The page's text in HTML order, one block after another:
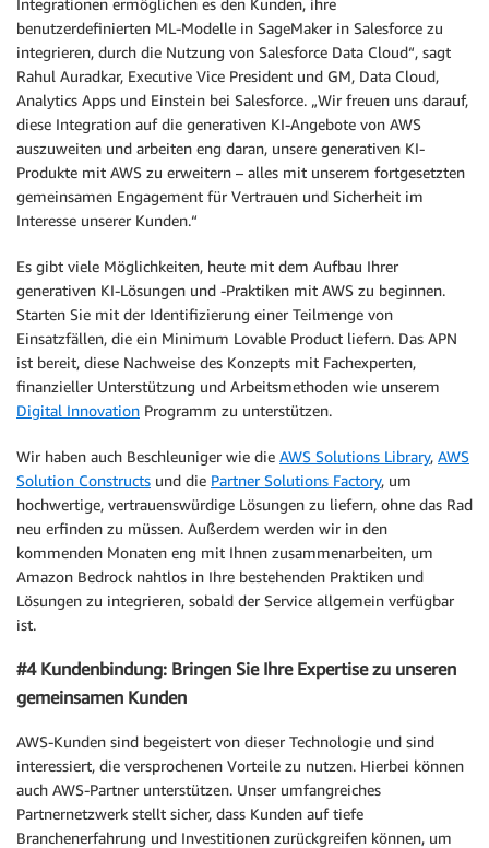
Integrationen ermöglichen es den Kunden, ihre
benutzerdefinierten ML-Modelle in SageMaker in Salesforce zu
integrieren, durch die Nutzung von Salesforce Data Cloud“, sagt
Rahul Auradkar, Executive Vice President und GM, Data Cloud,
Analytics Apps und Einstein bei Salesforce. „Wir freuen uns darauf,
diese Integration auf die generativen KI-Angebote von AWS
auszuweiten und arbeiten eng daran, unsere generativen KI-
Produkte mit AWS zu erweitern – alles mit unserem fortgesetzten
gemeinsamen Engagement für Vertrauen und Sicherheit im
Interesse unserer Kunden.“
Es gibt viele Möglichkeiten, heute mit dem Aufbau Ihrer
generativen KI-Lösungen und -Praktiken mit AWS zu beginnen.
Starten Sie mit der Identifizierung einer Teilmenge von
Einsatzfällen, die ein Minimum Lovable Product liefern. Das APN
ist bereit, diese Nachweise des Konzepts mit Fachexperten,
finanzieller Unterstützung und Arbeitsmethoden wie unserem
Digital Innovation Programm zu unterstützen.
Wir haben auch Beschleuniger wie die AWS Solutions Library, AWS
Solution Constructs und die Partner Solutions Factory, um
hochwertige, vertrauenswürdige Lösungen zu liefern, ohne das Rad
neu erfinden zu müssen. Außerdem werden wir in den
kommenden Monaten eng mit Ihnen zusammenarbeiten, um
Amazon Bedrock nahtlos in Ihre bestehenden Praktiken und
Lösungen zu integrieren, sobald der Service allgemein verfügbar
ist.
#4 Kundenbindung: Bringen Sie Ihre Expertise zu unseren
gemeinsamen Kunden
AWS-Kunden sind begeistert von dieser Technologie und sind
interessiert, die versprochenen Vorteile zu nutzen. Hierbei können
auch AWS-Partner unterstützen. Unser umfangreiches
Partnernetzwerk stellt sicher, dass Kunden auf tiefe
Branchenerfahrung und Investitionen zurückgreifen können, um